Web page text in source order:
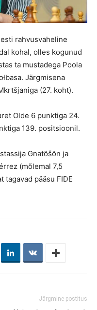
rahvusvaheline
kohal, olles kogunud
ta mustadega Poola
Järgmisena
(27. koht).
Olde 6 punktiga 24.
139. positsioonil.
Gnatõšõn ja
(mõlemal 7,5
tagavad pääsu FIDE
Järgmine postitus